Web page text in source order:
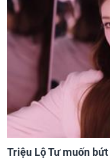
Triệu Lộ Tư muốn